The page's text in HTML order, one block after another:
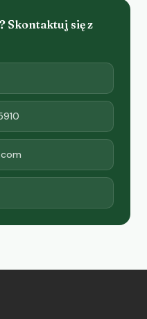
Skontaktuj się z